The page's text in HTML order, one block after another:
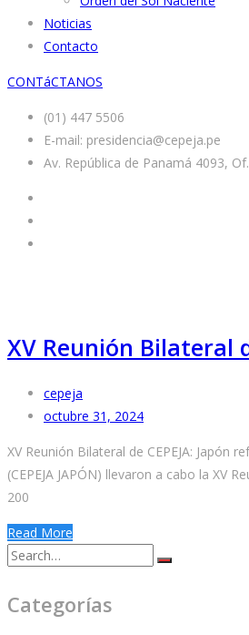
Noticias
Contacto
CONTáCTANOS
(01) 447 5506
E-mail: presidencia@cepeja.pe
Av. República de Panamá 4093,
XV Reunión Bilateral
cepeja
octubre 31, 2024
XV Reunión Bilateral de CEPEJA: Japón
(CEPEJA JAPÓN) llevaron a cabo la XV
200
Read More
Search
Categorías